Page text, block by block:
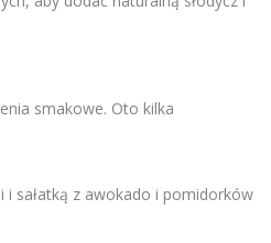
smakowe. Oto kilka
sałatką z awokado i pomidorków